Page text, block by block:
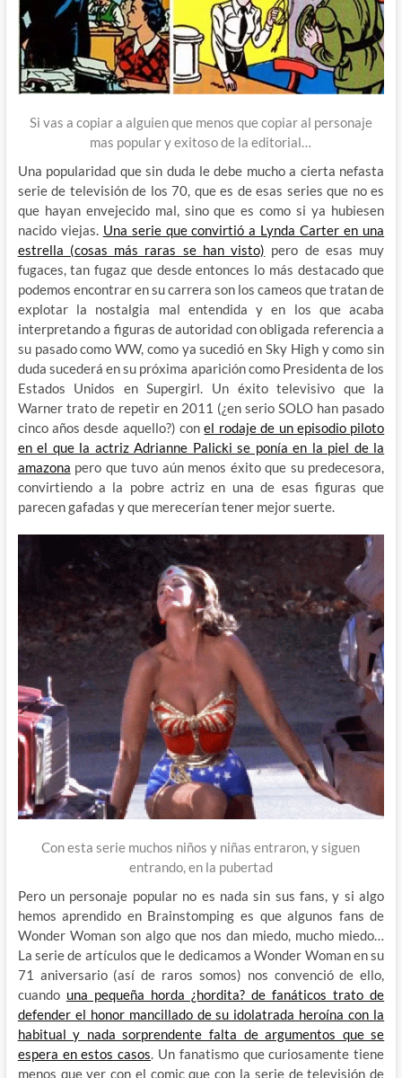
Si vas a copiar a alguien que menos que copiar al personaje
mas popular y exitoso de la editorial…
Una popularidad que sin duda le debe mucho a cierta nefasta
serie de televisión de los 70, que es de esas series que no es
que hayan envejecido mal, sino que es como si ya hubiesen
nacido viejas. Una serie que convirtió a Lynda Carter en una
estrella (cosas más raras se han visto) pero de esas muy
fugaces, tan fugaz que desde entonces lo más destacado que
podemos encontrar en su carrera son los cameos que tratan de
explotar la nostalgia mal entendida y en los que acaba
interpretando a figuras de autoridad con obligada referencia a
su pasado como WW, como ya sucedió en Sky High y como sin
duda sucederá en su próxima aparición como Presidenta de los
Estados Unidos en Supergirl. Un éxito televisivo que la
Warner trato de repetir en 2011 (¿en serio SOLO han pasado
cinco años desde aquello?) conel rodaje de un episodio piloto
en el que la actriz Adrianne Palicki se ponía en la piel de la
amazona pero que tuvo aún menos éxito que su predecesora,
convirtiendo a la pobre actriz en una de esas figuras que
parecen gafadas y que merecerían tener mejor suerte.
Con esta serie muchos niños y niñas entraron, y siguen
entrando, en la pubertad
Pero un personaje popular no es nada sin sus fans, y si algo
hemos aprendido en Brainstomping es que algunos fans de
Wonder Woman son algo que nos dan miedo, mucho miedo…
La serie de artículos que le dedicamos a Wonder Woman en su
71 aniversario (así de raros somos) nos convenció de ello,
cuando una pequeña horda ¿hordita? de fanáticos trato de
defender el honor mancillado de su idolatrada heroína con la
habitual y nada sorprendente falta de argumentos que se
espera en estos casos. Un fanatismo que curiosamente tiene
menos que ver con el comic que con la serie de televisión de